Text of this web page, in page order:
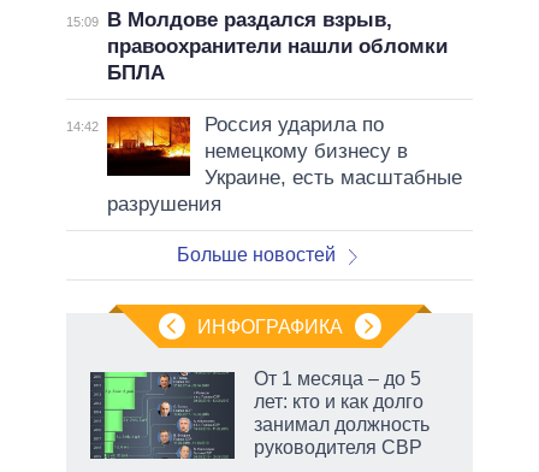
15:09
В Молдове раздался взрыв,
правоохранители нашли обломки
БПЛА
14:42
Россия ударила по
немецкому бизнесу в
Украине, есть масштабные
разрушения
Больше новостей
ИНФОГРАФИКА
От 1 месяца – до 5
лет: кто и как долго
занимал должность
руководителя СВР